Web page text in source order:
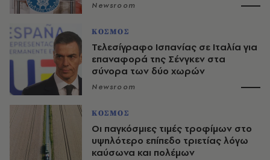
Newsroom
ΚΟΣΜΟΣ
Τελεσίγραφο Ισπανίας σε Ιταλία για
επαναφορά της Σένγκεν στα
σύνορα των δύο χωρών
Newsroom
ΚΟΣΜΟΣ
Οι παγκόσμιες τιμές τροφίμων στο
υψηλότερο επίπεδο τριετίας λόγω
καύσωνα και πολέμων